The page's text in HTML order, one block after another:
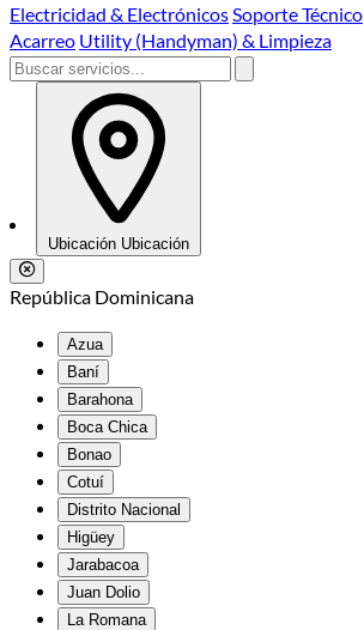
Electricidad & ElectrónicosSoporte Técnico
Acarreo Utility (Handyman) & Limpieza
Ubicación Ubicación
República Dominicana
Azua
Baní
Barahona
Boca Chica
Bonao
Cotuí
Distrito Nacional
Higüey
Jarabacoa
Juan Dolio
La Romana